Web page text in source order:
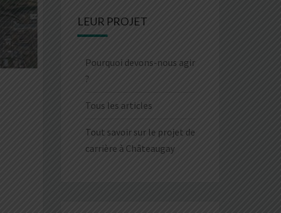
LEUR PROJET
Pourquoi devons-nous agir
?
Tous les articles
Tout savoir sur le projet de
carrière à Châteaugay